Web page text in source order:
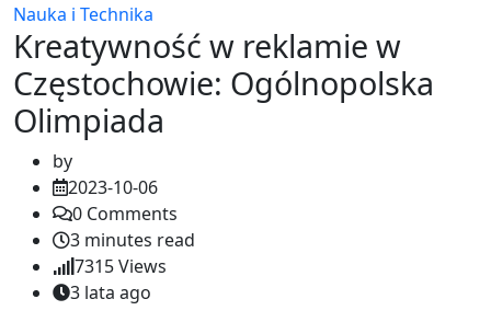
Nauka i Technika
Kreatywność w reklamie w
Częstochowie: Ogólnopolska
Olimpiada
by
2023-10-06
0 Comments
3 minutes read
7315Views
3 lata ago